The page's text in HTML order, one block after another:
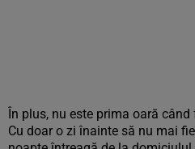
În plus, nu este prima oară
Cu doar o zi înainte să nu mai